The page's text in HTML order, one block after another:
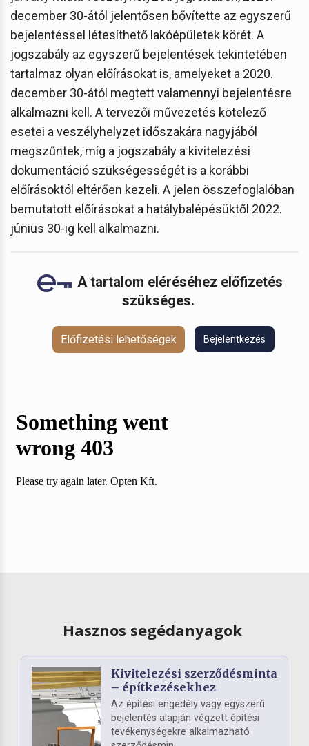
december 30-ától jelentősen bővítette az egyszerű
bejelentéssel létesíthető lakóépületek körét. A
jogszabály az egyszerű bejelentések tekintetében
tartalmaz olyan előírásokat is, amelyeket a 2020.
december 30-ától megtett valamennyi bejelentésre
alkalmazni kell. A tervezői művezetés kötelező
esetei a veszélyhelyzet időszakára nagyjából
megszűntek, míg a jogszabály a kivitelezési
dokumentáció szükségességét is a korábbi
előírásoktól eltérően kezeli. A jelen összefoglalóban
bemutatott előírásokat a hatálybalépésüktől 2022.
június 30-ig kell alkalmazni.
A tartalom eléréséhez előfizetés
szükséges.
Előfizetési lehetőségek Bejelentkezés
Hasznos segédanyagok
Kivitelezési szerződésminta
– építkezésekhez
Az építési engedély vagy egyszerű
bejelentés alapján végzett építési
tevékenységekre alkalmazható